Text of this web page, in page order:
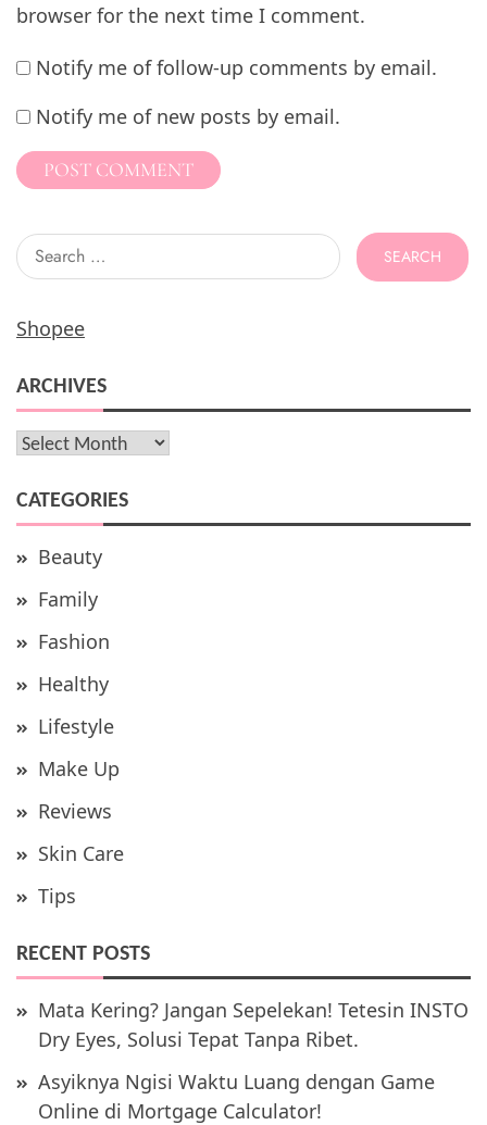
browser for the next time I comment.
Notify me of follow-up comments by email.
Notify me of new posts by email.
Search
for:
Shopee
ARCHIVES
Archives
CATEGORIES
Beauty
Family
Fashion
Healthy
Lifestyle
Make Up
Reviews
Skin Care
Tips
RECENT POSTS
Mata Kering? Jangan Sepelekan! Tetesin INSTO
Dry Eyes, Solusi Tepat Tanpa Ribet.
Asyiknya Ngisi Waktu Luang dengan Game
Online di Mortgage Calculator!